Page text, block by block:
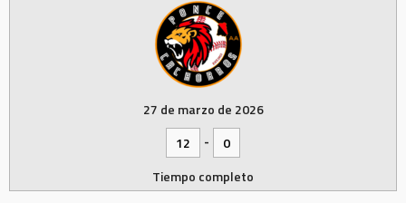
27 de marzo de 2026
12
-
0
Tiempo completo